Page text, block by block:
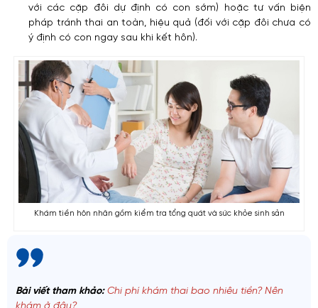
với các cặp đôi dự định có con sớm) hoặc tư vấn biện
pháp tránh thai an toàn, hiệu quả (đối với cặp đôi chưa có
ý định có con ngay sau khi kết hôn).
Khám tiền hôn nhân gồm kiểm tra tổng quát và sức khỏe sinh sản
Bài viết tham khảo: Chi phí khám thai bao nhiêu tiền? Nên